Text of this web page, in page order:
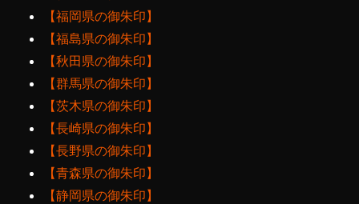
【福岡県の御朱印】
【福島県の御朱印】
【秋田県の御朱印】
【群馬県の御朱印】
【茨木県の御朱印】
【長崎県の御朱印】
【長野県の御朱印】
【青森県の御朱印】
【静岡県の御朱印】